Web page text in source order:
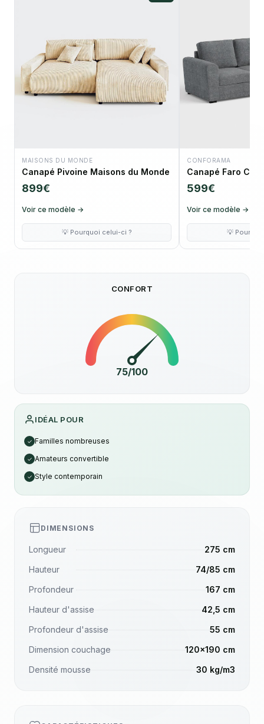
MAISONS DU MONDE
Canapé Pivoine Maisons du Monde
899€
Voir ce modèle →
💡 Pourquoi celui-ci ?
CONFORAMA
Canapé Faro
599€
Voir ce modèle →
💡
CONFORT
75/100
IDÉAL POUR
✓ Familles nombreuses
✓ Amateurs convertible
✓ Style contemporain
DIMENSIONS
Longueur
275 cm
Hauteur
74/85 cm
Profondeur
167 cm
Hauteur d'assise
42,5 cm
Profondeur d'assise
55 cm
Dimension couchage
120×190 cm
Densité mousse
30 kg/m3